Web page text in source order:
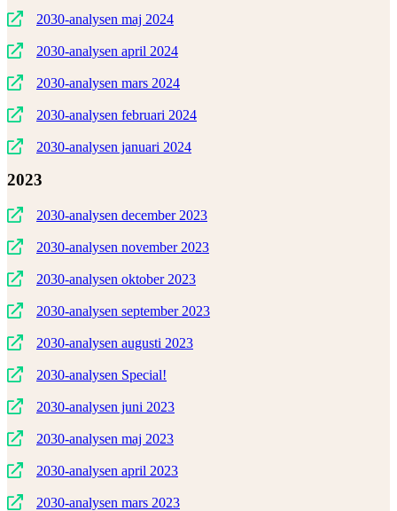
2030-analysen maj 2024
2030-analysen april 2024
2030-analysen mars 2024
2030-analysen februari 2024
2030-analysen januari 2024
2023
2030-analysen december 2023
2030-analysen november 2023
2030-analysen oktober 2023
2030-analysen september 2023
2030-analysen augusti 2023
2030-analysen Special!
2030-analysen juni 2023
2030-analysen maj 2023
2030-analysen april 2023
2030-analysen mars 2023